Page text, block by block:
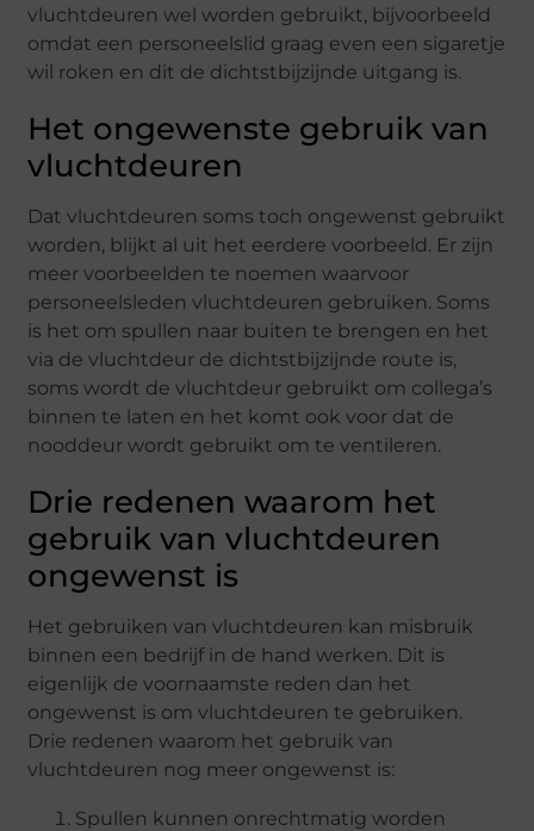
vluchtdeuren wel worden gebruikt, bijvoorbeeld
omdat een personeelslid graag even een sigaretje
wil roken en dit de dichtstbijzijnde uitgang is.
Het ongewenste gebruik van
vluchtdeuren
Dat vluchtdeuren soms toch ongewenst gebruikt
worden, blijkt al uit het eerdere voorbeeld. Er zijn
meer voorbeelden te noemen waarvoor
personeelsleden vluchtdeuren gebruiken. Soms
is het om spullen naar buiten te brengen en het
via de vluchtdeur de dichtstbijzijnde route is,
soms wordt de vluchtdeur gebruikt om collega’s
binnen te laten en het komt ook voor dat de
nooddeur wordt gebruikt om te ventileren.
Drie redenen waarom het
gebruik van vluchtdeuren
ongewenst is
Het gebruiken van vluchtdeuren kan misbruik
binnen een bedrijf in de hand werken. Dit is
eigenlijk de voornaamste reden dan het
ongewenst is om vluchtdeuren te gebruiken.
Drie redenen waarom het gebruik van
vluchtdeuren nog meer ongewenst is:
Spullen kunnen onrechtmatig worden